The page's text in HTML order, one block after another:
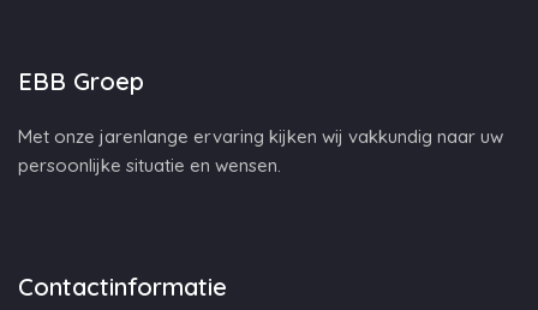
EBB Groep
Met onze jarenlange ervaring kijken wij vakkundig naar uw
persoonlijke situatie en wensen.
Contactinformatie